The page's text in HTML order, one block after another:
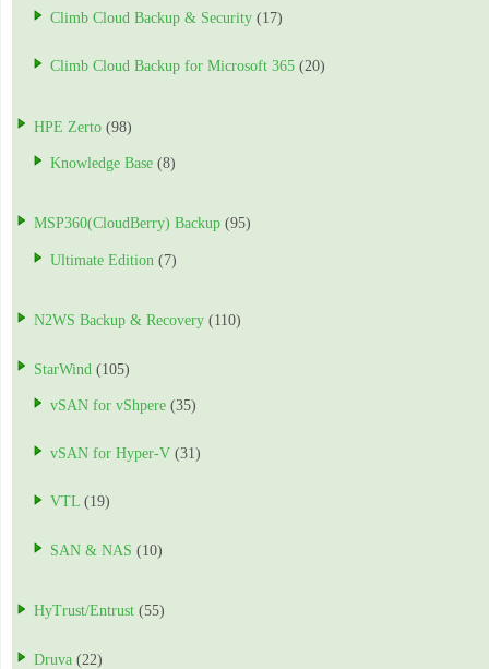
Climb Cloud Backup & Security (17)
Climb Cloud Backup for Microsoft 365 (20)
HPE Zerto (98)
Knowledge Base (8)
MSP360(CloudBerry) Backup (95)
Ultimate Edition (7)
N2WS Backup & Recovery (110)
StarWind (105)
vSAN for vShpere (35)
vSAN for Hyper-V (31)
VTL (19)
SAN & NAS (10)
HyTrust/Entrust (55)
Druva (22)